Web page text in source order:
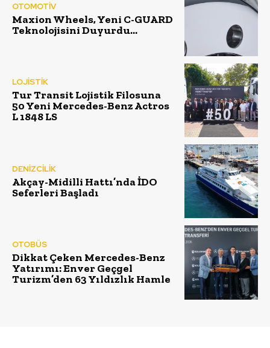
OTOMOTİV
Maxion Wheels, Yeni C-GUARD
Teknolojisini Duyurdu…
LOJİSTİK
Tur Transit Lojistik Filosuna
50 Yeni Mercedes-Benz Actros
L 1848 LS
DENİZCİLİK
Akçay-Midilli Hattı’nda İDO
Seferleri Başladı
OTOBÜS
Dikkat Çeken Mercedes-Benz
Yatırımı: Enver Geçgel
Turizm’den 63 Yıldızlık Hamle